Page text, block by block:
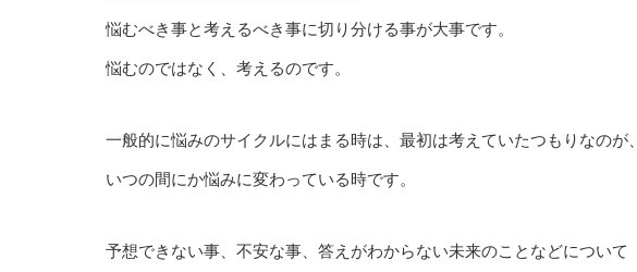
悩むべき事と考えるべき事に切り分ける事が大事です。
悩むのではなく、考えるのです。
一般的に悩みのサイクルにはまる時は、最初は考えていたつもりなのが、
いつの間にか悩みに変わっている時です。
予想できない事、不安な事、答えがわからない未来のことなどについて